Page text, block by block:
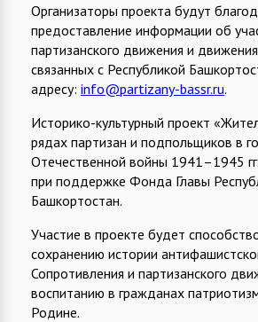
Организаторы проекта будут
предоставление информации об
партизанского движения и
связанных с Республикой
адресу: info@partizany-bassr.ru.
Историко-культурный проект
рядах партизан и подпольщиков в
Отечественной войны 1941–1945
при поддержке Фонда Главы
Башкортостан.
Участие в проекте будет
сохранению истории
Сопротивления и партизанского
воспитанию в гражданах
Родине.